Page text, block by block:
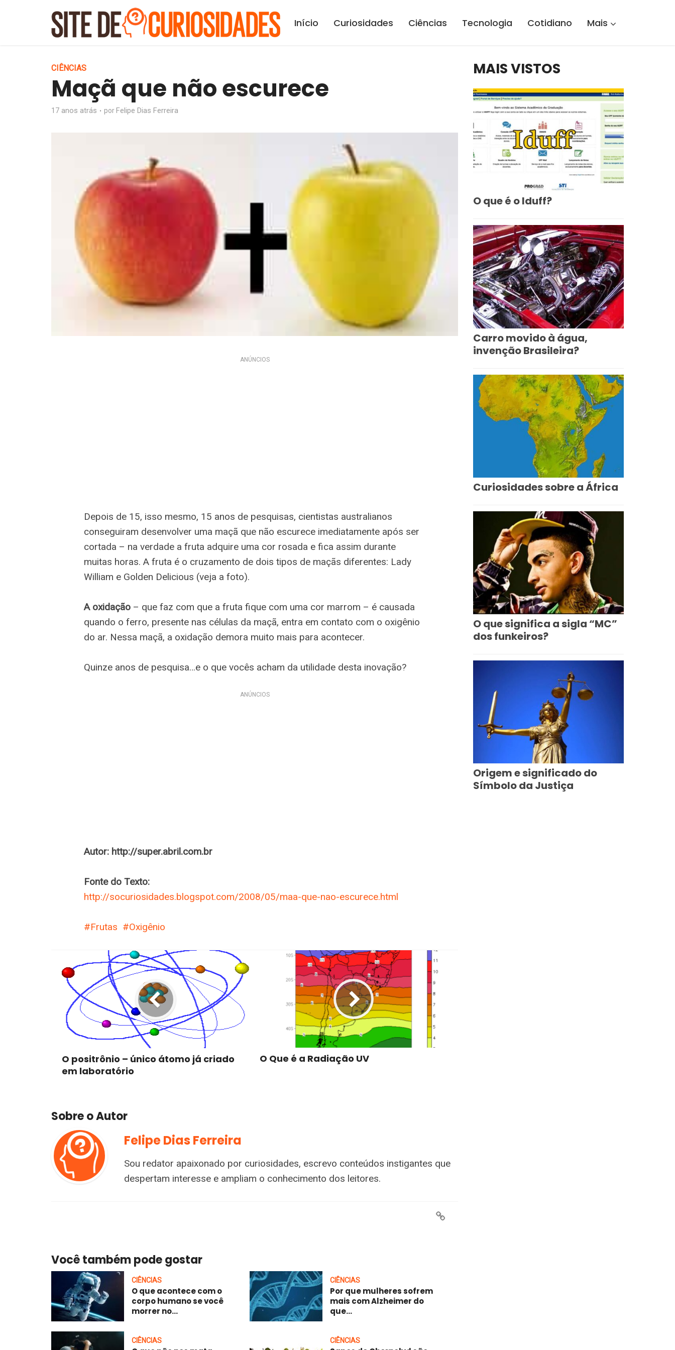
Início Curiosidades Ciências Tecnologia Cotidiano Mais
CIÊNCIAS
Maçã que não escurece
17 anos atrás porFelipe Dias Ferreira
ANÚNCIOS
Depois de 15, isso mesmo, 15 anos de pesquisas, cientistas australianos
conseguiram desenvolver uma maçã que não escurece imediatamente após ser
cortada – na verdade a fruta adquire uma cor rosada e fica assim durante
muitas horas. A fruta é o cruzamento de dois tipos de maçãs diferentes: Lady
William e Golden Delicious (veja a foto).
A oxidação – que faz com que a fruta fique com uma cor marrom – é causada
quando o ferro, presente nas células da maçã, entra em contato com o oxigênio
do ar. Nessa maçã, a oxidação demora muito mais para acontecer.
Quinze anos de pesquisa…e o que vocês acham da utilidade desta inovação?
ANÚNCIOS
Autor: http://super.abril.com.br
Fonte do Texto:
http://socuriosidades.blogspot.com/2008/05/maa-que-nao-escurece.html
Frutas Oxigênio
O positrônio – único átomo já criado
em laboratório
O Que é a Radiação UV
Sobre o Autor
Felipe Dias Ferreira
Sou redator apaixonado por curiosidades, escrevo conteúdos instigantes que
despertam interesse e ampliam o conhecimento dos leitores.
Você também pode gostar
CIÊNCIAS
O que acontece com o
corpo humano se você
morrer no...
CIÊNCIAS
Por que mulheres sofrem
mais com Alzheimer do
que...
CIÊNCIAS CIÊNCIAS
MAIS VISTOS
O que é o Iduff?
Carro movido à água,
invenção Brasileira?
Curiosidades sobre a África
O que significa a sigla “MC”
dos funkeiros?
Origem e significado do
Símbolo da Justiça